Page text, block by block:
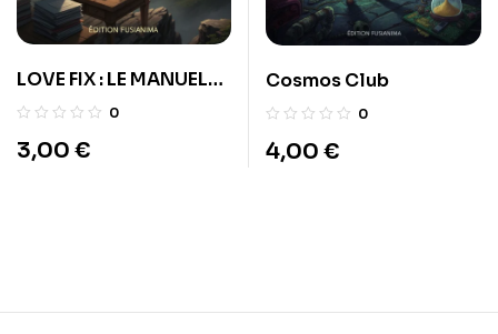
LOVE FIX : LE MANUEL
DE LA PANNE
0
3,00 €
Cosmos Club
0
4,00 €